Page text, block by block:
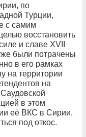
по
Турции,
с самим
восстановить
и славе XVII
были потрачены
в его рамках
на территории
на
в этом
её ВКС в Сирии,
под откос.